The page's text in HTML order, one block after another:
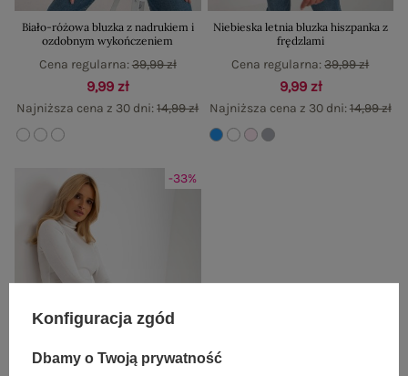
Biało-różowa bluzka z nadrukiem i
ozdobnym wykończeniem
9,99 zł
Najniższa cena z 30 dni:14,99 zł
Cena regularna:39,99 zł
Niebieska letnia bluzka hiszpanka z
frędzlami
9,99 zł
Najniższa cena z 30 dni:14,99 zł
Cena regularna:39,99 zł
-33%
Konfiguracja zgód
Dbamy o Twoją prywatność